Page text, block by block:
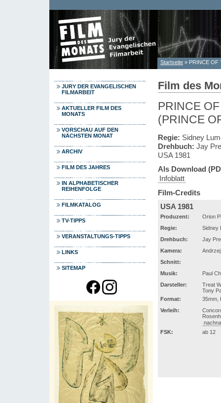
Sie sind hier
Startseite » PRINCE OF
JURY DER EVANGELISCHEN
FILMARBEIT
AKTUELLER FILM DES
MONATS
VORSCHAU AUF DEN
NÄCHSTEN MONAT
ARCHIV
FILM DES JAHRES
IN ALPHABETISCHER
REIHENFOLGE
FILMKATALOG
TV-TIPPS
VERANSTALTUNGS-TIPPS
LINKS
SITEMAP
Film des
PRINCE
(PRINCE
Regie: Sidney
Drehbuch: Jay
USA 1981
Als Download
Infoblatt
Film-Credits
USA 1981
Produzent:
Orion
Regie:
Sidney
Drehbuch:
Jay
Kamera:
Schnitt:
Musik:
Paul
Darsteller:
Treat
Tony
Format:
35mm,
Verleih:
FSK:
ab 12